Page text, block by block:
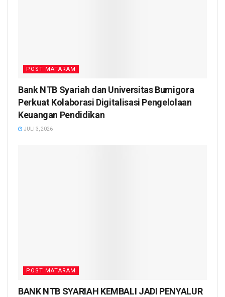
POST MATARAM
Bank NTB Syariah dan Universitas Bumigora
Perkuat Kolaborasi Digitalisasi Pengelolaan
Keuangan Pendidikan
JULI 3, 2026
POST MATARAM
BANK NTB SYARIAH KEMBALI JADI PENYALUR